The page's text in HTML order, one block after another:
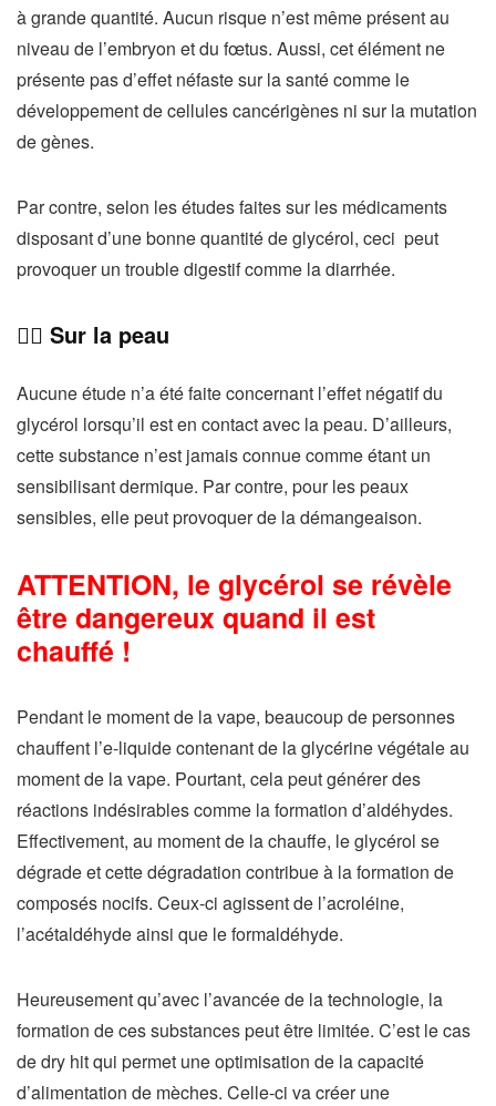
à grande quantité. Aucun risque n’est même présent au
niveau de l’embryon et du fœtus. Aussi, cet élément ne
présente pas d’effet néfaste sur la santé comme le
développement de cellules cancérigènes ni sur la mutation
de gènes.
Par contre, selon les études faites sur les médicaments
disposant d’une bonne quantité de glycérol, ceci peut
provoquer un trouble digestif comme la diarrhée.
👉🏻 Sur la peau
Aucune étude n’a été faite concernant l’effet négatif du
glycérol lorsqu’il est en contact avec la peau. D’ailleurs,
cette substance n’est jamais connue comme étant un
sensibilisant dermique. Par contre, pour les peaux
sensibles, elle peut provoquer de la démangeaison.
ATTENTION, le glycérol se révèle
être dangereux quand il est
chauffé !
Pendant le moment de la vape, beaucoup de personnes
chauffent l’e-liquide contenant de la glycérine végétale au
moment de la vape. Pourtant, cela peut générer des
réactions indésirables comme la formation d’aldéhydes.
Effectivement, au moment de la chauffe, le glycérol se
dégrade et cette dégradation contribue à la formation de
composés nocifs. Ceux-ci agissent de l’acroléine,
l’acétaldéhyde ainsi que le formaldéhyde.
Heureusement qu’avec l’avancée de la technologie, la
formation de ces substances peut être limitée. C’est le cas
de dry hit qui permet une optimisation de la capacité
d’alimentation de mèches. Celle-ci va créer une